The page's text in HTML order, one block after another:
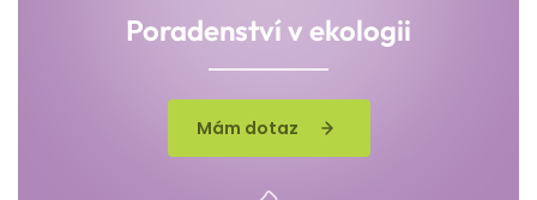
Poradenství v ekologii
Mám dotaz